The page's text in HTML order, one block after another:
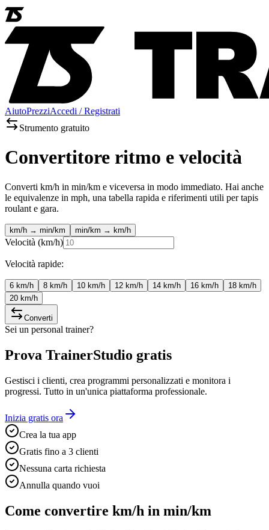
AiutoPrezziAccedi / Registrati
Strumento gratuito
Convertitore ritmo e velocità
Converti km/h in min/km e viceversa in modo immediato. Hai anche
le equivalenze in mph, una tabella rapida e riferimenti utili per tapis
roulant e gara.
km/h → min/km min/km → km/h
Velocità (km/h)
Velocità rapide:
6 km/h 8 km/h 10 km/h 12 km/h 14 km/h 16 km/h 18 km/h
20 km/h
Converti
Sei un personal trainer?
Prova TrainerStudio gratis
Gestisci i clienti, crea programmi personalizzati e monitora i
progressi. Tutto in un'unica piattaforma professionale.
Inizia gratis ora
Crea la tua app
Gratis fino a 3 clienti
Nessuna carta richiesta
Annulla quando vuoi
Come convertire km/h in min/km